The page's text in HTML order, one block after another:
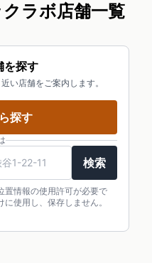
ラボ店舗一覧
を探す
い店舗をご案内します。
探す
検索
置情報の使用許可が必要で
使用し、保存しません。